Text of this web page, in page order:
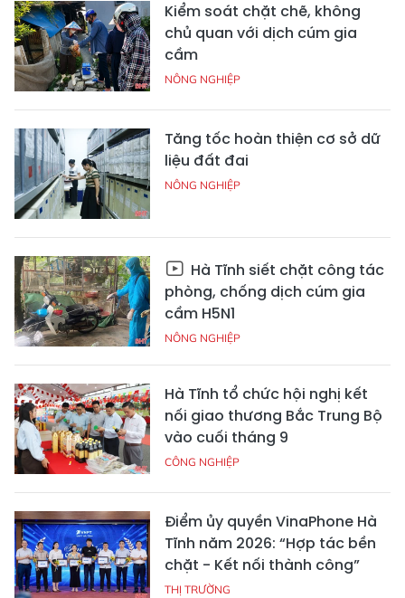
Kiểm soát chặt chẽ, không
chủ quan với dịch cúm gia
cầm
NÔNG NGHIỆP
Tăng tốc hoàn thiện cơ sở dữ
liệu đất đai
NÔNG NGHIỆP
Hà Tĩnh siết chặt công tác
phòng, chống dịch cúm gia
cầm H5N1
NÔNG NGHIỆP
Hà Tĩnh tổ chức hội nghị kết
nối giao thương Bắc Trung Bộ
vào cuối tháng 9
CÔNG NGHIỆP
Điểm ủy quyền VinaPhone Hà
Tĩnh năm 2026: “Hợp tác bền
chặt - Kết nối thành công”
THỊ TRƯỜNG